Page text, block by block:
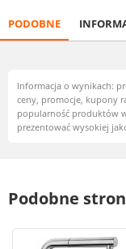
PODOBNE
Informacja o wynikach:
ceny, promocje, kupony
popularność produktów
prezentować wysokiej
Podobne